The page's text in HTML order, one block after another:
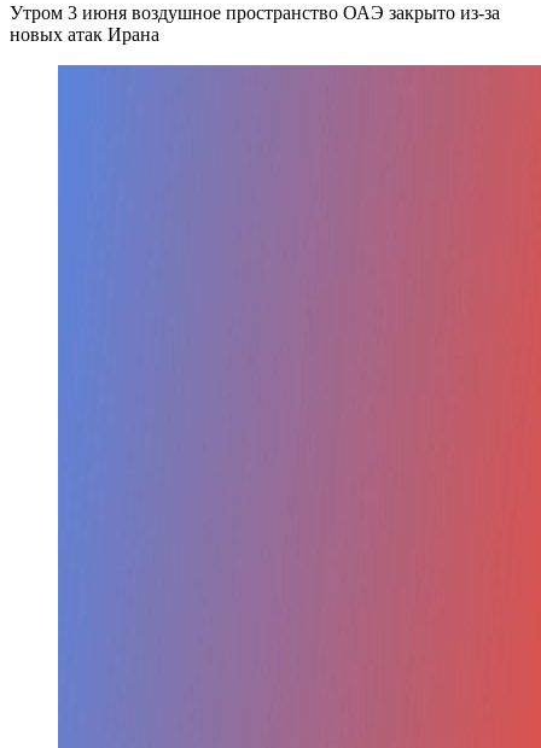
Утром 3 июня воздушное пространство ОАЭ закрыто из-за
новых атак Ирана